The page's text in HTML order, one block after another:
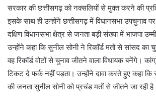
सरकार की छत्तीसगढ़ को नक्सलियों से मुक्त करने की
इसके साथ ही उन्होंने छत्तीसगढ़ में विधानसभा उपचुनाव
दक्षिण विधानसभा क्षेत्र से जनता बड़ी संख्या में भाजपा
उन्होंने कहा कि सुनील सोनी ने रिकॉर्ड मतों से सांसद का
वह रिकॉर्ड वोटों से चुनाव जीतने वाला विधायक बनेंगे।
टिकट दे फर्क नहीं पड़ता। उन्होंने दावा करते हुए कहा कि
की जनता सुनील सोनी को प्रचंड मतों से जीतने जा रही